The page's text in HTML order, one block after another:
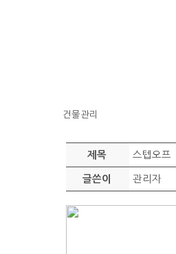
건물관리
제목 스텝오프
글쓴이 관리자